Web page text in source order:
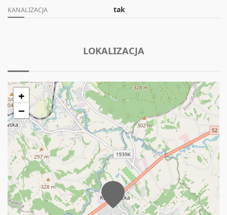
KANALIZACJA tak
LOKALIZACJA
+
−